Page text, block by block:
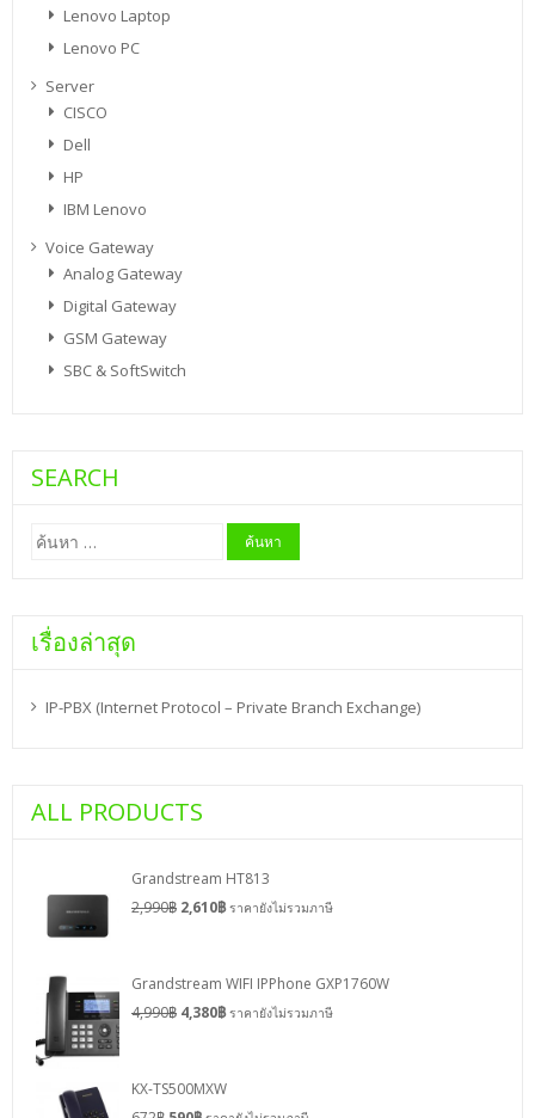
Lenovo Laptop
Lenovo PC
Server
CISCO
Dell
HP
IBM Lenovo
Voice Gateway
Analog Gateway
Digital Gateway
GSM Gateway
SBC & SoftSwitch
SEARCH
ค้นหา
สำหรับ:
เรื่องล่าสุด
IP-PBX (Internet Protocol – Private Branch Exchange)
ALL PRODUCTS
Grandstream HT813
2,990฿ 2,610฿ ราคายังไม่รวมภาษี
Grandstream WIFI IPPhone GXP1760W
4,990฿ 4,380฿ ราคายังไม่รวมภาษี
KX-TS500MXW